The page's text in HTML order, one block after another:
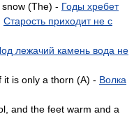
(The) - Годы хребет
Старость приходит не с
лежачий камень вода не
it is only a thorn (A) - Волка
and the feet warm and a